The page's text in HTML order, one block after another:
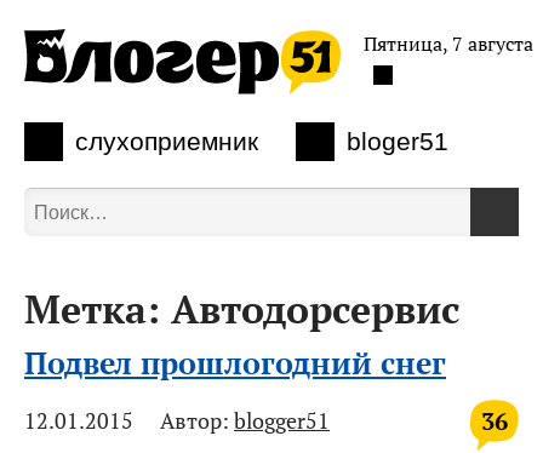
слухоприемник bloger51
Пятница, 7 августа
Метка: Автодорсервис
Подвел прошлогодний снег
36
12.01.2015 Автор: blogger51